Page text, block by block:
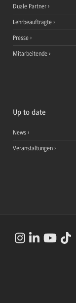
Duale Partner
Lehrbeauftragte
Presse
Mitarbeitende
Up to date
News
Veranstaltungen